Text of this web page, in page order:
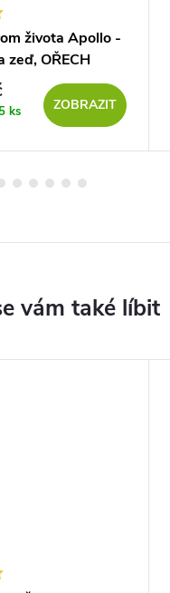
života Apollo -
zeď, OŘECH
ks ZOBRAZIT